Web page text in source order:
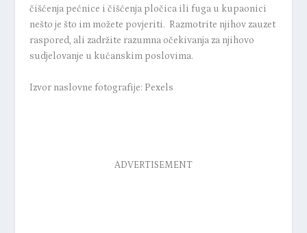
čišćenja pećnice i čišćenja pločica ili fuga u kupaonici
nešto je što im možete povjeriti. Razmotrite njihov zauzet
raspored, ali zadržite razumna očekivanja za njihovo
sudjelovanje u kućanskim poslovima.
Izvor naslovne fotografije: Pexels
ADVERTISEMENT